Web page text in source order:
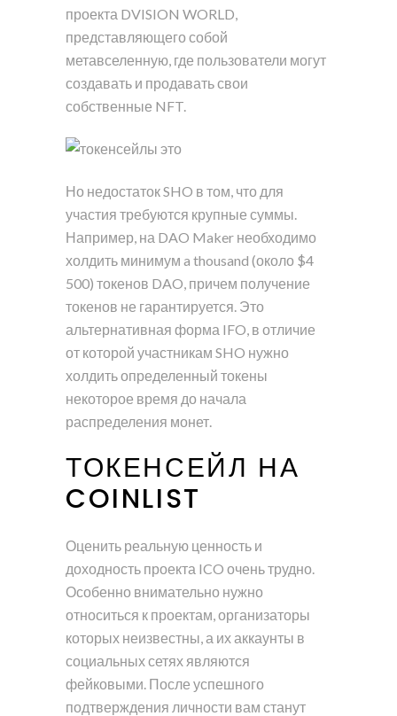
проекта DVISION WORLD,
представляющего собой
метавселенную, где пользователи могут
создавать и продавать свои
собственные NFT.
Но недостаток SHO в том, что для
участия требуются крупные суммы.
Например, на DAO Maker необходимо
холдить минимум a thousand (около $4
500) токенов DAO, причем получение
токенов не гарантируется. Это
альтернативная форма IFO, в отличие
от которой участникам SHO нужно
холдить определенный токены
некоторое время до начала
распределения монет.
ТОКЕНСЕЙЛ НА
COINLIST
Оценить реальную ценность и
доходность проекта ICO очень трудно.
Особенно внимательно нужно
относиться к проектам, организаторы
которых неизвестны, а их аккаунты в
социальных сетях являются
фейковыми. После успешного
подтверждения личности вам станут